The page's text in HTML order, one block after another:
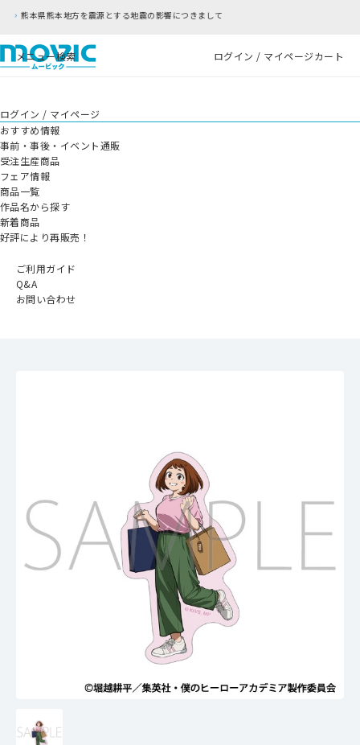
震の影響につきまして
メニュー検索 ログイン / マイページカート
ログイン / マイページ
おすすめ情報
事前・事後・イベント通販
受注生産商品
フェア情報
商品一覧
作品名から探す
新着商品
好評により再販売！
ご利用ガイド
Q&A
お問い合わせ